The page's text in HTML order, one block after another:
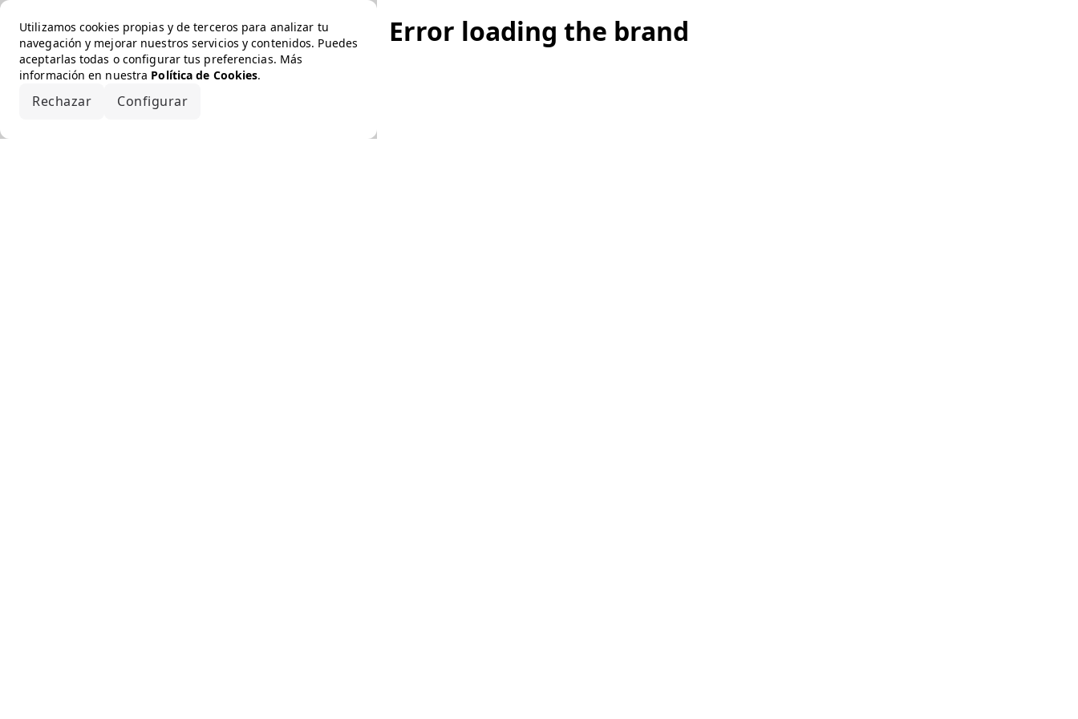
Utilizamos cookies propias y de terceros para analizar tu
navegación y mejorar nuestros servicios y contenidos. Puedes
aceptarlas todas o configurar tus preferencias. Más
información en nuestra Política de Cookies.
Rechazar Configurar
Error loading the brand